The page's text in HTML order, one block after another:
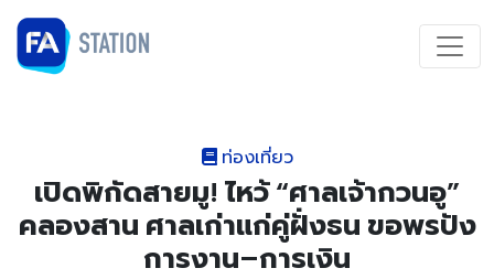
ท่องเที่ยว
เปิดพิกัดสายมู! ไหว้ “ศาลเจ้ากวนอู”
คลองสาน ศาลเก่าแก่คู่ฝั่งธน ขอพรปัง
การงาน–การเงิน